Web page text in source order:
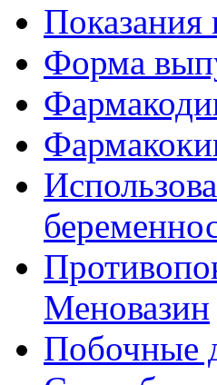
Форма
Меновазин
Побочные